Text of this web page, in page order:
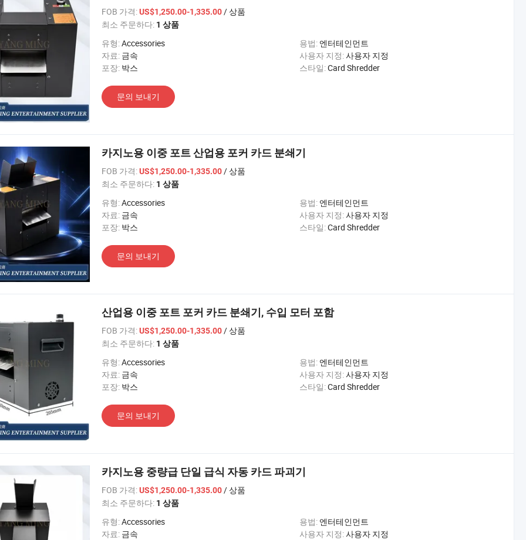
FOB 가격:US$1,250.00-1,335.00/ 상품
최소 주문하다: 1 상품
유형:Accessories 용법: 엔터테인먼트
자료: 금속 사용자 지정:사용자 지정
포장: 박스 스타일:Card Shredder
문의 보내기
카지노용 이중 포트 산업용 포커 카드 분쇄기
FOB 가격:US$1,250.00-1,335.00/ 상품
최소 주문하다: 1 상품
유형:Accessories 용법: 엔터테인먼트
자료: 금속 사용자 지정:사용자 지정
포장: 박스 스타일:Card Shredder
문의 보내기
산업용 이중 포트 포커 카드 분쇄기, 수입 모터 포함
FOB 가격:US$1,250.00-1,335.00/ 상품
최소 주문하다: 1 상품
유형:Accessories 용법: 엔터테인먼트
자료: 금속 사용자 지정:사용자 지정
포장: 박스 스타일:Card Shredder
문의 보내기
카지노용 중량급 단일 급식 자동 카드 파괴기
FOB 가격:US$1,250.00-1,335.00/ 상품
최소 주문하다: 1 상품
유형:Accessories 용법: 엔터테인먼트
자료: 금속 사용자 지정:사용자 지정